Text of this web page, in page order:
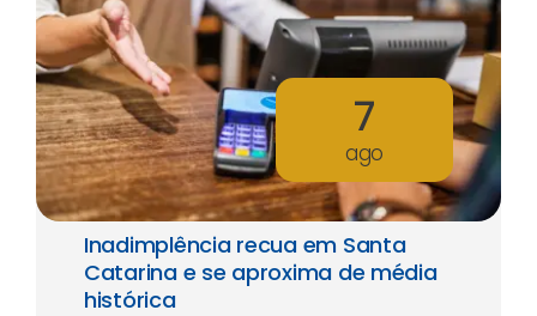
7
ago
Inadimplência recua em Santa
Catarina e se aproxima de média
histórica